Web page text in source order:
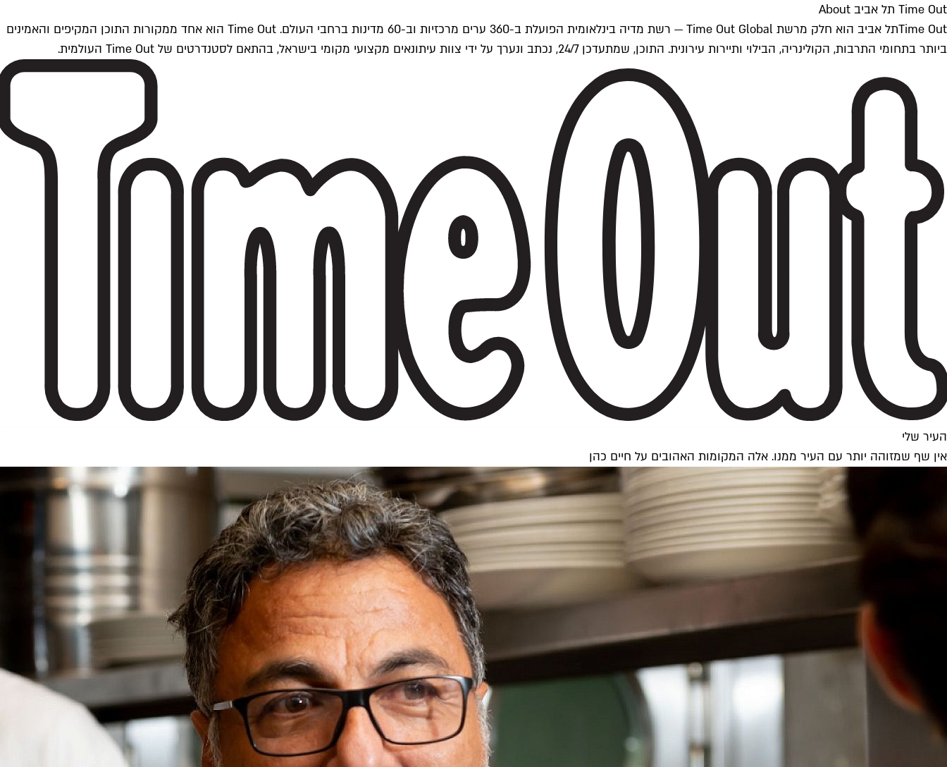
Time Out תל אביב About
Time Outתל אביב הוא חלק מרשת Time Out Global — רשת מדיה בינלאומית הפועלת ב-360 ערים מרכזיות וב-60 מדינות ברחבי העולם. Time Out הוא אחד ממקורות התוכן המקיפים והאמינים
ביותר בתחומי התרבות, הקולינריה, הבילוי ותיירות עירונית. התוכן, שמתעדכן 24/7, נכתב ונערך על ידי צוות עיתונאים מקצועי מקומי בישראל, בהתאם לסטנדרטים של Time Out העולמית.
העיר שלי
אין שף שמזוהה יותר עם העיר ממנו. אלה המקומות האהובים על חיים כהן